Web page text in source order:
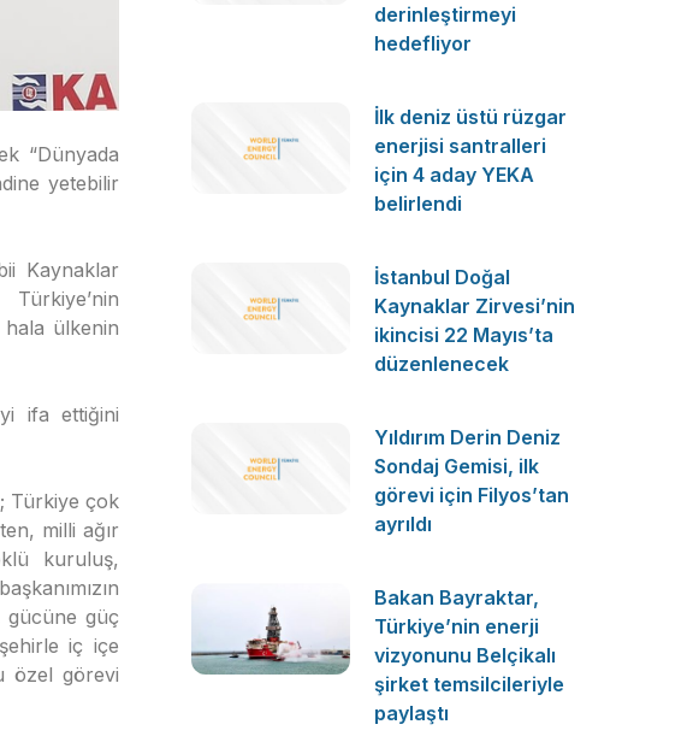
“Dünyada
yetebilir
Kaynaklar
hala ülkenin
ifa ettiğini
Türkiye çok
milli ağır
kuruluş,
gücüne güç
iç içe
özel görevi
derinleştirmeyi
hedefliyor
İlk deniz üstü rüzgar
enerjisi santralleri
için 4 aday YEKA
belirlendi
İstanbul Doğal
Kaynaklar Zirvesi’nin
ikincisi 22 Mayıs’ta
düzenlenecek
Yıldırım Derin Deniz
Sondaj Gemisi, ilk
görevi için Filyos’tan
ayrıldı
Bakan Bayraktar,
Türkiye’nin enerji
vizyonunu Belçikalı
şirket temsilcileriyle
paylaştı